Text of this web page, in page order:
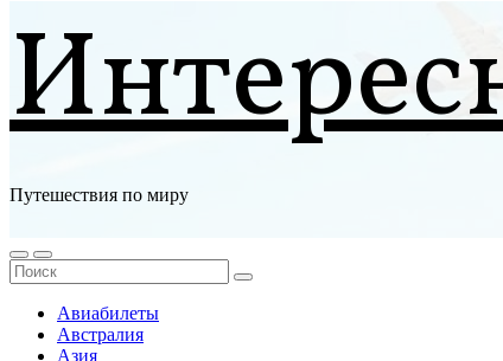
Путешествия по миру
Авиабилеты
Австралия
Азия